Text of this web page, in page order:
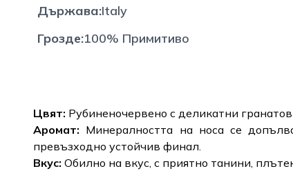
Държава:Italy
Грозде:100% Примитиво
Цвят: Рубиненочервено с деликатни
Аромат: Минералността на носа се
превъзходно устойчив финал.
Вкус: Обилно на вкус, с приятно танини,